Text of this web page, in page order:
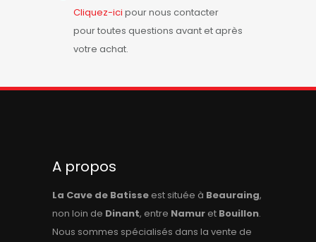
Cliquez-ici pour nous contacter
pour toutes questions avant et après
votre achat.
A propos
La Cave de Batisse est située à Beauraing,
non loin de Dinant, entre Namur et Bouillon.
Nous sommes spécialisés dans la vente de